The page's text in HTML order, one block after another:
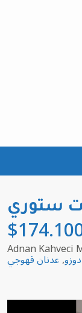
ستوري
Adnan Kahveci
,عدنان قهوجي